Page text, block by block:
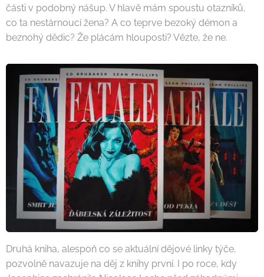
části v podobný nášup. V hlavě mám spoustu otazníků,
co ta nestárnoucí žena? A co teprve bezoký démon a
beznohý dědic? Že plácám hlouposti? Vězte, že ne.
Druhá kniha, alespoň co se aktuální dějové linky týče,
pozvolně navazuje na děj z knihy první. I po roce, kdy